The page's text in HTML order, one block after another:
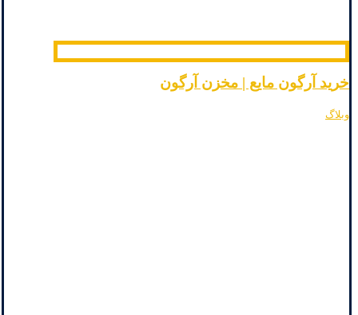
خرید آرگون مایع | مخزن آرگون
وبلاگ